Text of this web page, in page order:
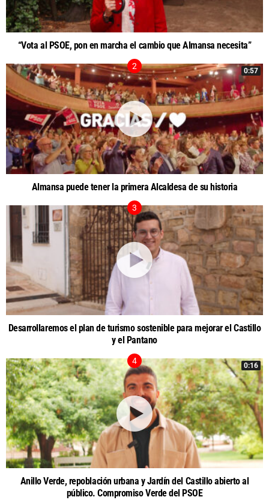
“Vota al PSOE, pon en marcha el cambio que Almansa necesita”
0:57
Almansa puede tener la primera Alcaldesa de su historia
Desarrollaremos el plan de turismo sostenible para mejorar el Castillo
y el Pantano
0:16
Anillo Verde, repoblación urbana y Jardín del Castillo abierto al
público. Compromiso Verde del PSOE